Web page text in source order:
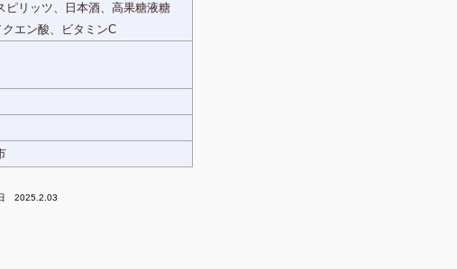
ピリッツ、日本酒、高果糖液糖
クエン酸、ビタミンC
2025.2.03